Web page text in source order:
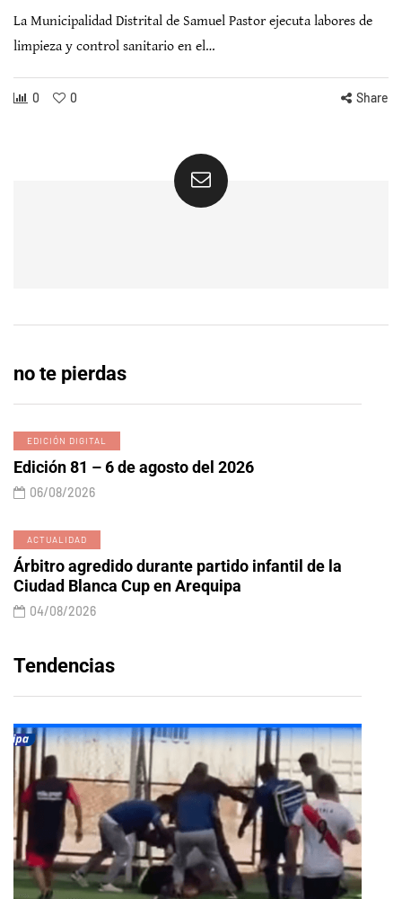
La Municipalidad Distrital de Samuel Pastor ejecuta labores de
limpieza y control sanitario en el…
0 0 Share
no te pierdas
EDICIÓN DIGITAL
Edición 81 – 6 de agosto del 2026
06/08/2026
ACTUALIDAD
Árbitro agredido durante partido infantil de la
Ciudad Blanca Cup en Arequipa
04/08/2026
Tendencias